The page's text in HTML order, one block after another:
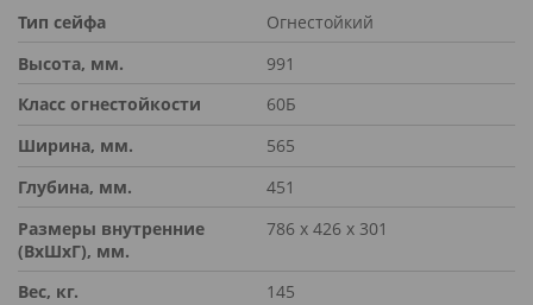
Тип сейфа
Огнестойкий
Высота, мм.
991
Класс огнестойкости
60Б
Ширина, мм.
565
Глубина, мм.
451
Размеры внутренние
(ВхШхГ), мм.
786 х 426 х 301
Вес, кг.
145